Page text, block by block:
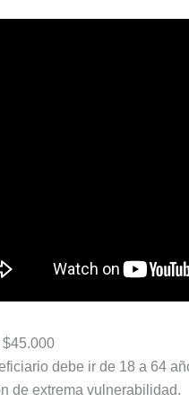
debe ir de 18 a 64
de extrema vulnerabilidad.